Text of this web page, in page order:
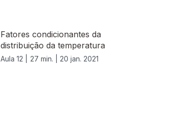
Fatores condicionantes da
distribuição da temperatura
Aula 12 | 27 min. | 20 jan. 2021